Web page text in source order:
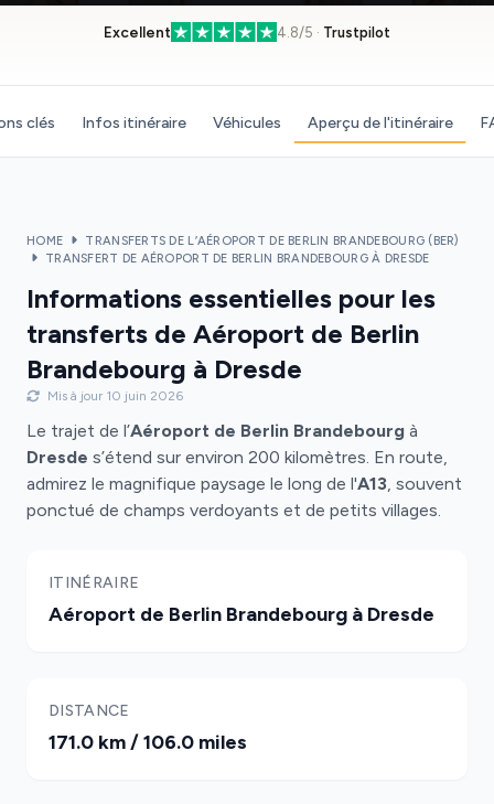
Excellent 4.8/5 · Trustpilot
clés Infos itinéraire Véhicules Aperçu de l'itinéraire
HOME
TRANSFERTS DE L’AÉROPORT DE BERLIN BRANDEBOURG (BER)
TRANSFERT DE AÉROPORT DE BERLIN BRANDEBOURG À DRESDE
Informations essentielles pour les
transferts de Aéroport de Berlin
Brandebourg à Dresde
Mis à jour 10 juin 2026
Le trajet de l’Aéroport de Berlin Brandebourg à
Dresde s’étend sur environ 200 kilomètres. En route,
admirez le magnifique paysage le long de l'A13, souvent
ponctué de champs verdoyants et de petits villages.
ITINÉRAIRE
Aéroport de Berlin Brandebourg à Dresde
DISTANCE
171.0 km / 106.0 miles